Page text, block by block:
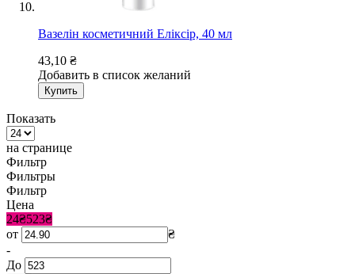
Вазелін косметичний Еліксір, 40 мл
43,10 ₴
Добавить в список желаний
Купить
Показать
на странице
Фильтр
Фильтры
Фильтр
Цена
24₴523₴
от
₴
-
До